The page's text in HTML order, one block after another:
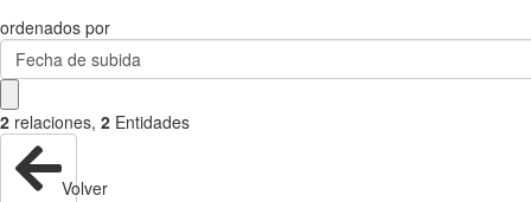
ordenados por
Fecha de subida
2 relaciones, 2 Entidades
Volver